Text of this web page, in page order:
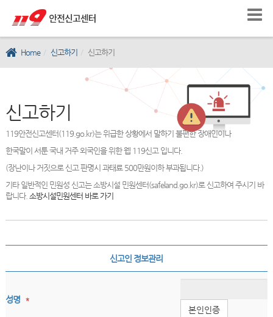
Home 신고하기 신고하기
신고하기
119안전신고센터(119.go.kr)는 위급한 상황에서 말하기 불편한 장애인이나
한국말이 서툰 국내 거주 외국인을 위한 웹 119신고 입니다.
(장난이나 거짓으로 신고 판명시 과태료 500만원이하 부과됩니다.)
기타 일반적인 민원성 신고는 소방시설 민원센터(safeland.go.kr)로 신고하여 주시기 바
랍니다. 소방시설민원센터 바로 가기
신고인 정보관리
성명 *
본인인증